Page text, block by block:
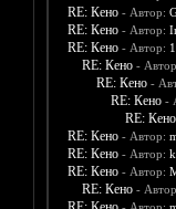
RE: Кено - Автор:
RE: Кено - Автор:
RE: Кено - Автор:
RE: Кено -
RE: Кено -
RE: Кено -
RE: Кено
RE: Кено - Автор:
RE: Кено - Автор:
RE: Кено - Автор:
RE: Кено -